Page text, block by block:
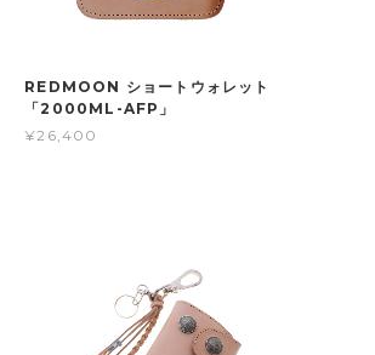
REDMOON ショートウォレット
「2000ML-AFP」
¥26,400